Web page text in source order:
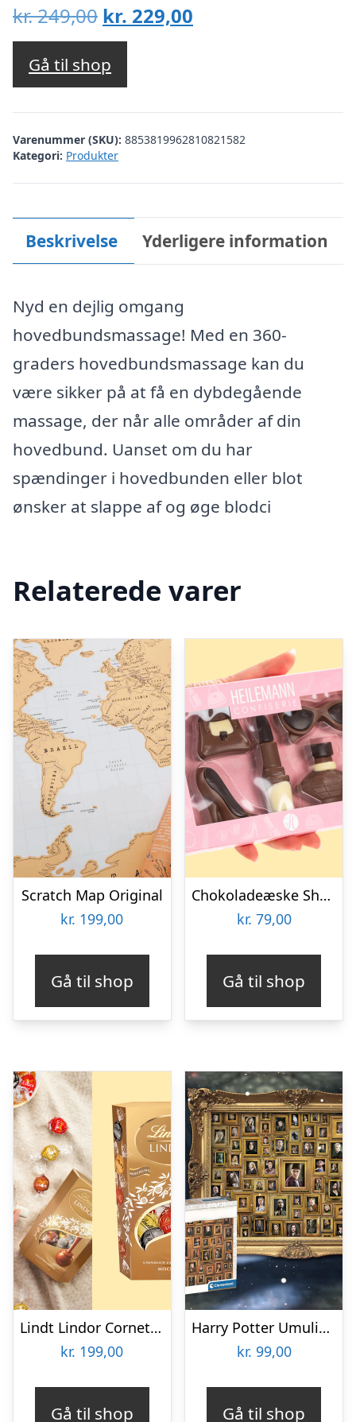
kr.249,00 Den
oprindelige
pris
var:
kr. 249,00.
kr. 229,00
kr. 229,00.
Gå til shop
Varenummer (SKU): 8853819962810821582
Kategori: Produkter
Beskrivelse Yderligere information
Nyd en dejlig omgang
hovedbundsmassage! Med en 360-
graders hovedbundsmassage kan du
være sikker på at få en dybdegående
massage, der når alle områder af din
hovedbund. Uanset om du har
spændinger i hovedbunden eller blot
ønsker at slappe af og øge blodci
Relaterede varer
Scratch Map Original
kr. 199,00
Gå til shop
Chokoladeæske Shopping
kr. 79,00
Gå til shop
Lindt Lindor Cornet 500 gram – Blandet chokolade
kr. 199,00
Gå til shop
Harry Potter Umulig Puslespil
kr. 99,00
Gå til shop